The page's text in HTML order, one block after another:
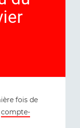
fois de
compte-